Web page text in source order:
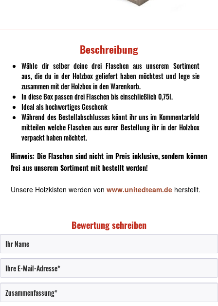
Beschreibung
Wähle dir selber deine drei Flaschen aus unserem Sortiment
aus, die du in der Holzbox geliefert haben möchtest und lege sie
zusammen mit der Holzbox in den Warenkorb.
In diese Box passen drei Flaschen bis einschließlich 0,75l.
Ideal als hochwertiges Geschenk
Während des Bestellabschlusses könnt ihr uns im Kommentarfeld
mitteilen welche Flaschen aus eurer Bestellung ihr in der Holzbox
verpackt haben möchtet.
Hinweis: Die Flaschen sind nicht im Preis inklusive, sondern können
frei aus unserem Sortiment mit bestellt werden!
Unsere Holzkisten werden von www.unitedteam.de herstellt.
Bewertung schreiben